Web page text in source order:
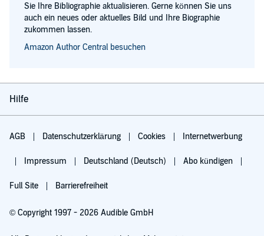
Sie Ihre Bibliographie aktualisieren. Gerne können Sie uns
auch ein neues oder aktuelles Bild und Ihre Biographie
zukommen lassen.
Amazon Author Central besuchen
Hilfe
AGB Datenschutzerklärung Cookies Internetwerbung
Impressum Deutschland (Deutsch) Abo kündigen
Full Site Barrierefreiheit
© Copyright 1997 - 2026 Audible GmbH